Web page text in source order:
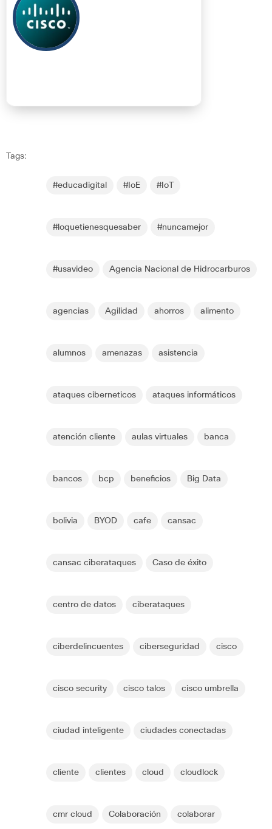
Tags:
#educadigital #IoE #IoT
#loquetienesquesaber #nuncamejor
#usavideo Agencia Nacional de Hidrocarburos
agencias Agilidad ahorros alimento
alumnos amenazas asistencia
ataques ciberneticos ataques informáticos
atención cliente aulas virtuales banca
bancos bcp beneficios Big Data
bolivia BYOD cafe cansac
cansac ciberataques Caso de éxito
centro de datos ciberataques
ciberdelincuentes ciberseguridad cisco
cisco security cisco talos cisco umbrella
ciudad inteligente ciudades conectadas
cliente clientes cloud cloudlock
cmr cloud Colaboración colaborar